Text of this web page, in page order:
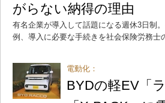
がらない納得の理由
有名企業が導入して話題になる週休3日制
例、導入に必要な手続きを社会保険労務士
電動化：
BYDの軽EV「